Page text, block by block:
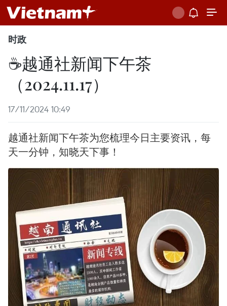
时政
☕️越通社新闻下午茶
（2024.11.17）
17/11/2024 10:49
越通社新闻下午茶为您梳理今日主要资讯，每
天一分钟，知晓天下事！